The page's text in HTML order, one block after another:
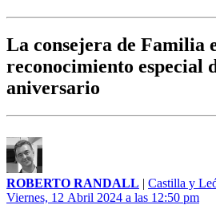
La consejera de Familia
reconocimiento especial
aniversario
ROBERTO RANDALL | Castilla y
Viernes, 12 Abril 2024 a las 12:50 pm